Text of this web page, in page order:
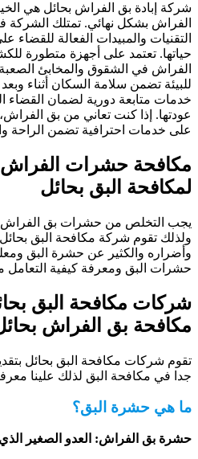
إبادة بق الفراش بحائل هي
بشكل نهائي. تمتلك الشركة
والمبيدات الفعالة للقضاء
تعتمد على أجهزة متطورة
في الشقوق والمخابئ الصعبة.
تضمن سلامة السكان أثناء وبعد
متابعة دورية لضمان القضاء
إذا كنت تعاني من بق
خدمات احترافية تضمن الراحة
حشرات الفراش
البق بحائل
التخلص من حشرات بق الفراش
تقوم شركة مكافحة البق
والكثير عن حشرة البق
البق ومعرفة كيفية التعامل
مكافحة البق
بق الفراش بحائل
شركات مكافحة البق بحائل
في مكافحة البق لذلك علينا
هي حشرة البق؟
بق الفراش: العدو الصغير